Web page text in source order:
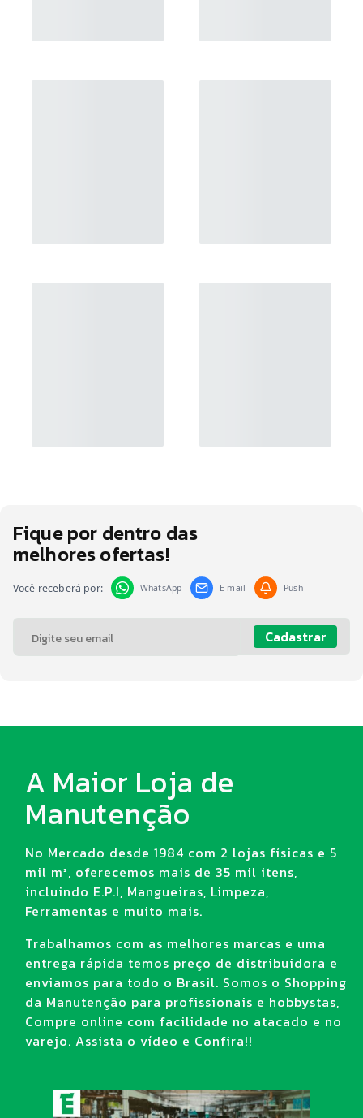
Fique por dentro das
melhores ofertas!
Você receberá por: WhatsApp E-mail Push
Cadastrar
A Maior Loja de
Manutenção
No Mercado desde 1984 com 2 lojas físicas e 5
mil m², oferecemos mais de 35 mil itens,
incluindo E.P.I, Mangueiras, Limpeza,
Ferramentas e muito mais.
Trabalhamos com as melhores marcas e uma
entrega rápida temos preço de distribuidora e
enviamos para todo o Brasil. Somos o Shopping
da Manutenção para profissionais e hobbystas,
Compre online com facilidade no atacado e no
varejo. Assista o vídeo e Confira!!